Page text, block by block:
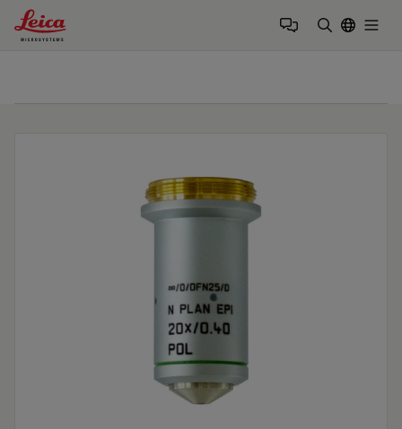
Leica Microsystems Logo